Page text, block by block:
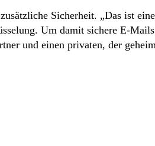
Sicherheit. „Das ist
Um damit sichere E-
und einen privaten, der